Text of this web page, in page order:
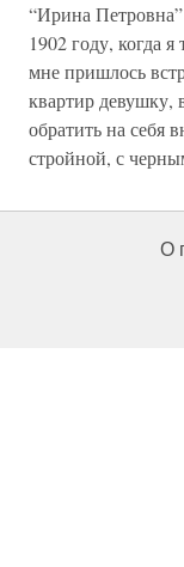
“Ирина
1902 году, когда
мне пришлось
квартир девушку,
обратить на себя
стройной, с
О